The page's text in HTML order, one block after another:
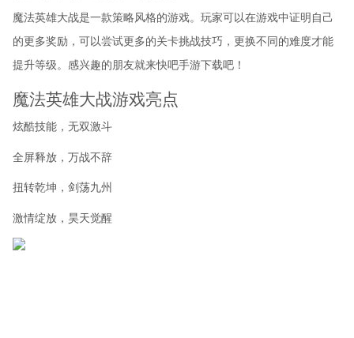
魔法英雄大战是一款策略风格的游戏。玩家可以在游戏中证明自己
的更多奖励，可以尝试更多的关卡挑战技巧，更换不同的难度才能
提升等级。感兴趣的朋友就来快吧手游下载吧！
魔法英雄大战游戏亮点
炫酷技能，无双激斗
全屏释放，万战不辞
扭转乾坤，剑荡九州
激情绽放，昊天觉醒